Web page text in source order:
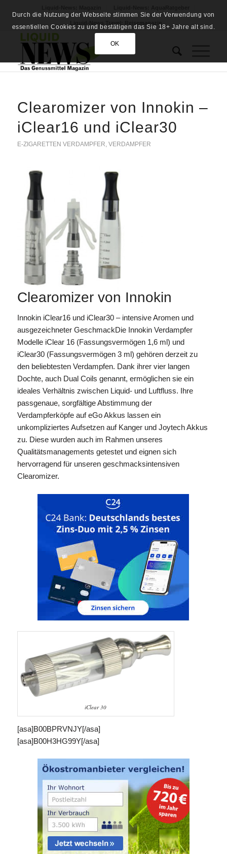
Clearomizer von Innokin –
iClear16 und iClear30
E-ZIGARETTEN VERDAMPFER, VERDAMPFER
Clearomizer von Innokin
Innokin iClear16 und iClear30 – intensive Aromen und
ausgezeichneter GeschmackDie Innokin Verdampfer
Modelle iClear 16 (Fassungsvermögen 1,6 ml) und
iClear30 (Fassungsvermögen 3 ml) gehören derzeit zu
den beliebtesten Verdampfen. Dank ihrer vier langen
Dochte, auch Dual Coils genannt, ermöglichen sie ein
ideales Verhältnis zwischen Liquid- und Luftfluss. Ihre
passgenaue, sorgfältige Abstimmung der
Verdampferköpfe auf eGo Akkus lassen ein
unkompliziertes Aufsetzen auf Kanger und Joytech Akkus
zu. Diese wurden auch im Rahmen unseres
Qualitätsmanagements getestet und eignen sich
hervorragend für unseren geschmacksintensiven
Clearomizer.
iClear 30
[asa]B00BPRVNJY[/asa]
[asa]B00H3HG99Y[/asa]
Durch die Nutzung der Webseite stimmen Sie der Verwendung von
essentiellen Cookies zu und bestätigen das Sie 18+ Jahre alt sind.
OK